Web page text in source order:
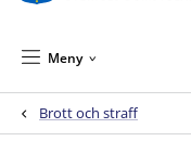
Meny
Brott och straff